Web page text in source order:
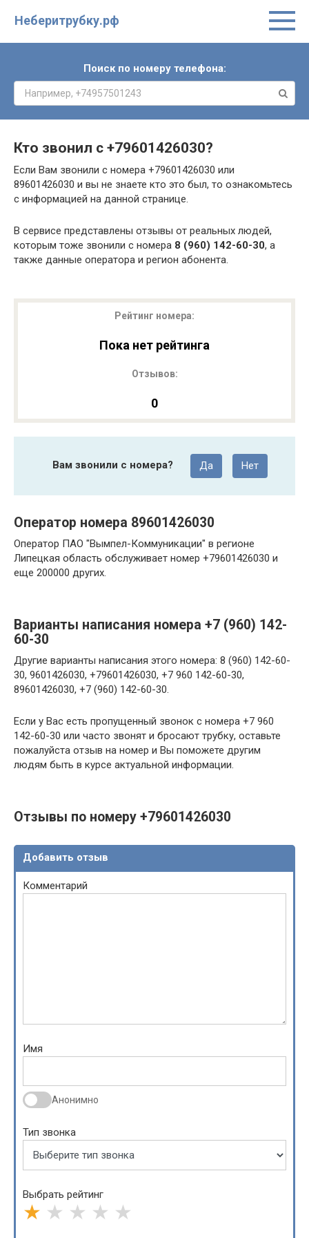
Неберитрубку.рф
Поиск по номеру телефона:
Кто звонил с +79601426030?
Если Вам звонили с номера +79601426030 или
89601426030 и вы не знаете кто это был, то ознакомьтесь
с информацией на данной странице.
В сервисе представлены отзывы от реальных людей,
которым тоже звонили с номера 8 (960) 142-60-30, а
также данные оператора и регион абонента.
Рейтинг номера:
Пока нет рейтинга
Отзывов:
0
Вам звонили с номера? Да Нет
Оператор номера 89601426030
Оператор ПАО "Вымпел-Коммуникации" в регионе
Липецкая область обслуживает номер +79601426030 и
еще 200000 других.
Варианты написания номера +7 (960) 142-
60-30
Другие варианты написания этого номера: 8 (960) 142-60-
30, 9601426030, +79601426030, +7 960 142-60-30,
89601426030, +7 (960) 142-60-30.
Если у Вас есть пропущенный звонок с номера +7 960
142-60-30 или часто звонят и бросают трубку, оставьте
пожалуйста отзыв на номер и Вы поможете другим
людям быть в курсе актуальной информации.
Отзывы по номеру +79601426030
Добавить отзыв
Комментарий
Имя
Анонимно
Тип звонка
Выбрать рейтинг
★ ★ ★ ★ ★